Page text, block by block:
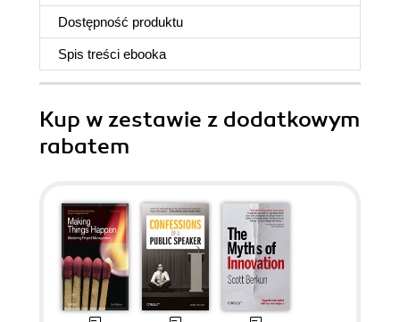
Dostępność produktu
Spis treści ebooka
Kup w zestawie z dodatkowym
rabatem